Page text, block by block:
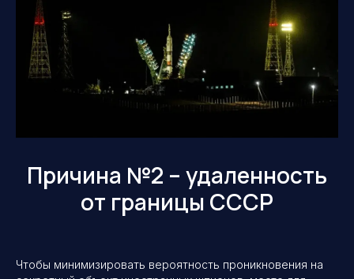
Причина №2 – удаленность
от границы СССР
Чтобы минимизировать вероятность проникновения на